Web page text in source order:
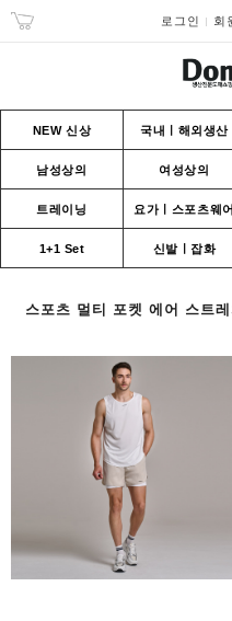
로그인 회
NEW 신상 국내ㅣ해외생산
남성상의 여성상의
트레이닝 요가ㅣ스포츠웨어
1+1 Set 신발ㅣ잡화
스포츠 멀티 포켓 에어 스트